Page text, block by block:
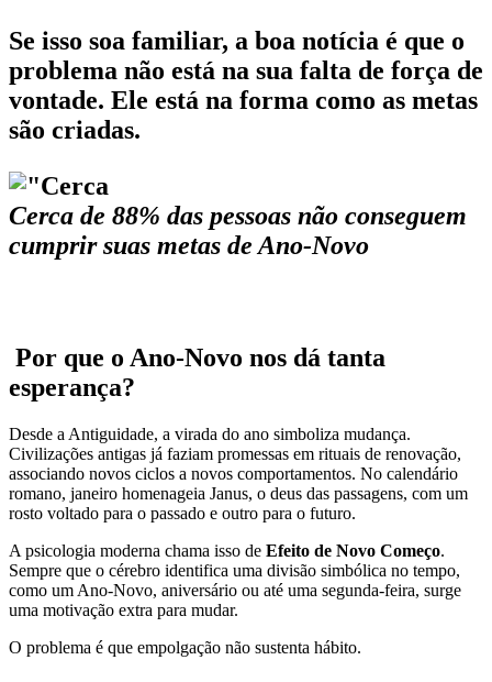
Se isso soa familiar, a boa notícia é que o
problema não está na sua falta de força de
vontade. Ele está na forma como as metas
são criadas.
Cerca de 88% das pessoas não conseguem
cumprir suas metas de Ano-Novo
️ Por que o Ano-Novo nos dá tanta
esperança?
Desde a Antiguidade, a virada do ano simboliza mudança.
Civilizações antigas já faziam promessas em rituais de renovação,
associando novos ciclos a novos comportamentos. No calendário
romano, janeiro homenageia Janus, o deus das passagens, com um
rosto voltado para o passado e outro para o futuro.
A psicologia moderna chama isso de Efeito de Novo Começo.
Sempre que o cérebro identifica uma divisão simbólica no tempo,
como um Ano-Novo, aniversário ou até uma segunda-feira, surge
uma motivação extra para mudar.
O problema é que empolgação não sustenta hábito.